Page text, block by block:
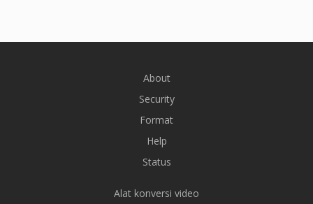
About
Security
Format
Help
Status
Alat konversi video